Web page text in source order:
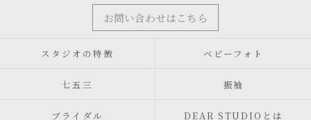
お問い合わせはこちら
スタジオの特徴 ベビーフォト
七五三 振袖
ブライダル DEAR STUDIOとは